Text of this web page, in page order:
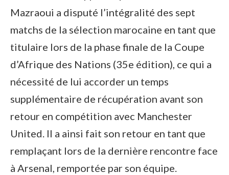
Mazraoui a disputé l’intégralité des sept
matchs de la sélection marocaine en tant que
titulaire lors de la phase finale de la Coupe
d’Afrique des Nations (35e édition), ce qui a
nécessité de lui accorder un temps
supplémentaire de récupération avant son
retour en compétition avec Manchester
United. Il a ainsi fait son retour en tant que
remplaçant lors de la dernière rencontre face
à Arsenal, remportée par son équipe.